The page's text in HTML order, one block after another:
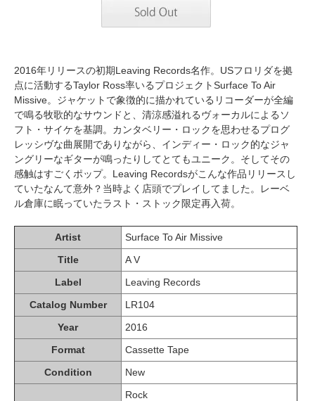
2016年リリースの初期Leaving Records名作。USフロリダを拠
点に活動するTaylor Ross率いるプロジェクトSurface To Air
Missive。ジャケットで象徴的に描かれているリコーダーが全編
で鳴る牧歌的なサウンドと、清涼感溢れるヴォーカルによるソ
フト・サイケを基調。カンタベリー・ロックを思わせるプログ
レッシヴな曲展開でありながら、インディー・ロック的なジャ
ングリーなギターが鳴ったりしてとてもユニーク。そしてその
感触はすごくポップ。Leaving Recordsがこんな作品リリースし
ていたなんて意外？当時よく店頭でプレイしてました。レーベ
ル倉庫に眠っていたラスト・ストック限定再入荷。
Artist
Surface To Air Missive
Title
A V
Label
Leaving Records
Catalog Number
LR104
Year
2016
Format
Cassette Tape
Condition
New
Rock